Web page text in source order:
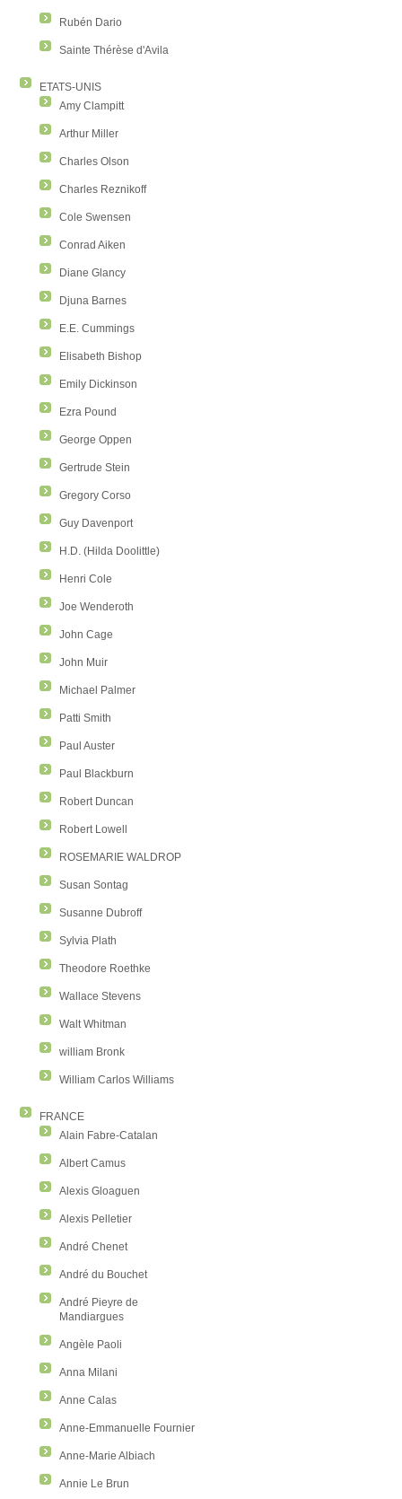
Rubén Dario
Sainte Thérèse d'Avila
ETATS-UNIS
Amy Clampitt
Arthur Miller
Charles Olson
Charles Reznikoff
Cole Swensen
Conrad Aiken
Diane Glancy
Djuna Barnes
E.E. Cummings
Elisabeth Bishop
Emily Dickinson
Ezra Pound
George Oppen
Gertrude Stein
Gregory Corso
Guy Davenport
H.D. (Hilda Doolittle)
Henri Cole
Joe Wenderoth
John Cage
John Muir
Michael Palmer
Patti Smith
Paul Auster
Paul Blackburn
Robert Duncan
Robert Lowell
ROSEMARIE WALDROP
Susan Sontag
Susanne Dubroff
Sylvia Plath
Theodore Roethke
Wallace Stevens
Walt Whitman
william Bronk
William Carlos Williams
FRANCE
Alain Fabre-Catalan
Albert Camus
Alexis Gloaguen
Alexis Pelletier
André Chenet
André du Bouchet
André Pieyre de
Mandiargues
Angèle Paoli
Anna Milani
Anne Calas
Anne-Emmanuelle Fournier
Anne-Marie Albiach
Annie Le Brun